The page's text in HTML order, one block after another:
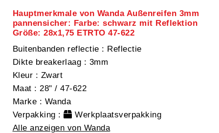
Hauptmerkmale von Wanda Außenreifen 3mm
pannensicher: Farbe: schwarz mit Reflektion
Größe: 28x1,75 ETRTO 47-622
Buitenbanden reflectie : Reflectie
Dikte breakerlaag : 3mm
Kleur : Zwart
Maat : 28" / 47-622
Marke : Wanda
Verpakking :
Werkplaatsverpakking
Alle anzeigen von Wanda